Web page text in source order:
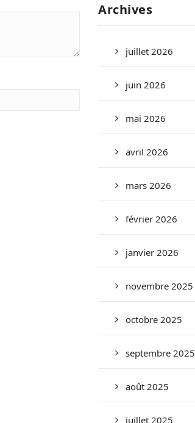
Archives
juillet 2026
juin 2026
mai 2026
avril 2026
mars 2026
février 2026
janvier 2026
novembre 2025
octobre 2025
septembre 2025
août 2025
juillet 2025